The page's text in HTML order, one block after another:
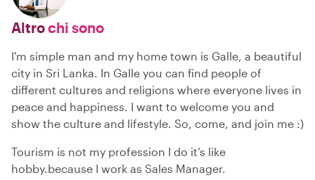
Altrochi sono
I'm simple man and my home town is Galle, a beautiful
city in Sri Lanka. In Galle you can find people of
different cultures and religions where everyone lives in
peace and happiness. I want to welcome you and
show the culture and lifestyle. So, come, and join me :)
Tourism is not my profession I do it’s like
hobby.because I work as Sales Manager.